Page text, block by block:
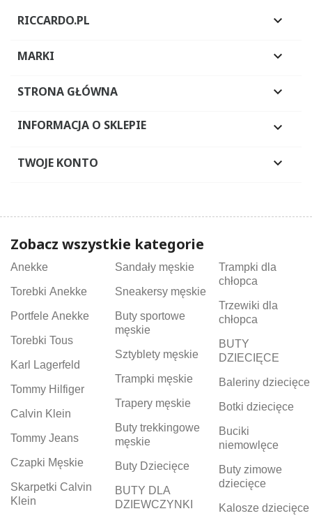
RICCARDO.PL 
MARKI 
STRONA GŁÓWNA 
INFORMACJA O SKLEPIE 
TWOJE KONTO 
Zobacz wszystkie kategorie
Anekke
Torebki Anekke
Portfele Anekke
Torebki Tous
Karl Lagerfeld
Tommy Hilfiger
Calvin Klein
Tommy Jeans
Czapki Męskie
Skarpetki Calvin
Klein
Sandały męskie
Sneakersy męskie
Buty sportowe
męskie
Sztyblety męskie
Trampki męskie
Trapery męskie
Buty trekkingowe
męskie
Buty Dziecięce
BUTY DLA
DZIEWCZYNKI
Trampki dla
chłopca
Trzewiki dla
chłopca
BUTY
DZIECIĘCE
Baleriny dziecięce
Botki dziecięce
Buciki
niemowlęce
Buty zimowe
dziecięce
Kalosze dziecięce